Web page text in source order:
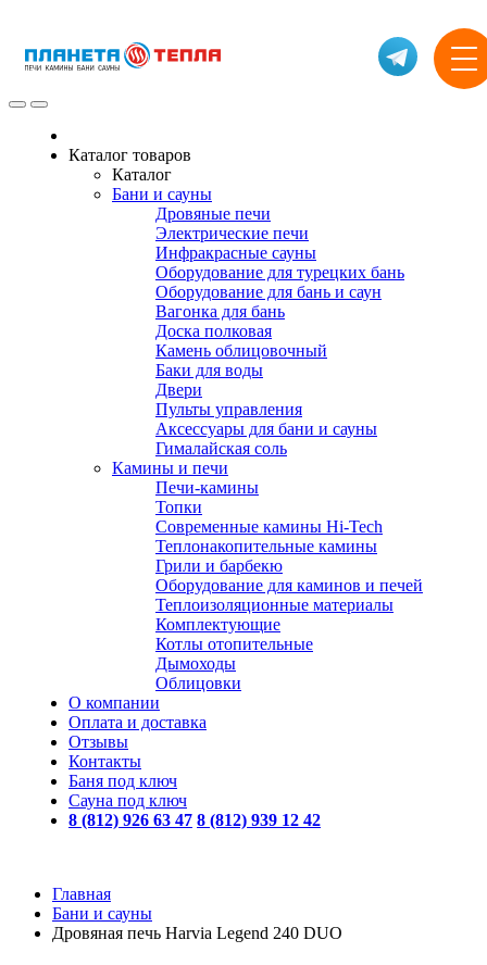
Каталог товаров
Каталог
Бани и сауны
Дровяные печи
Электрические печи
Инфракрасные сауны
Оборудование для турецких бань
Оборудование для бань и саун
Вагонка для бань
Доска полковая
Камень облицовочный
Баки для воды
Двери
Пульты управления
Аксессуары для бани и сауны
Гималайская соль
Камины и печи
Печи-камины
Топки
Современные камины Hi-Tech
Теплонакопительные камины
Грили и барбекю
Оборудование для каминов и печей
Теплоизоляционные материалы
Комплектующие
Котлы отопительные
Дымоходы
Облицовки
О компании
Оплата и доставка
Отзывы
Контакты
Баня под ключ
Сауна под ключ
8 (812) 926 63 47 8 (812) 939 12 42
Главная
Бани и сауны
Дровяная печь Harvia Legend 240 DUO